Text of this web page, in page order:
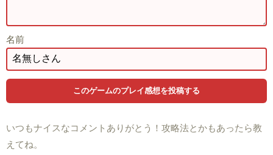
名前
いつもナイスなコメントありがとう！攻略法とかもあったら教
えてね。